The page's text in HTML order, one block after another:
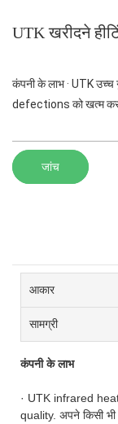
UTK खरीदने
कंपनी के लाभ · UTK उच्च
defections को खत्म
जांच
आकार
सामग्री
कंपनी के लाभ
· UTK infrared
quality. अपने किसी